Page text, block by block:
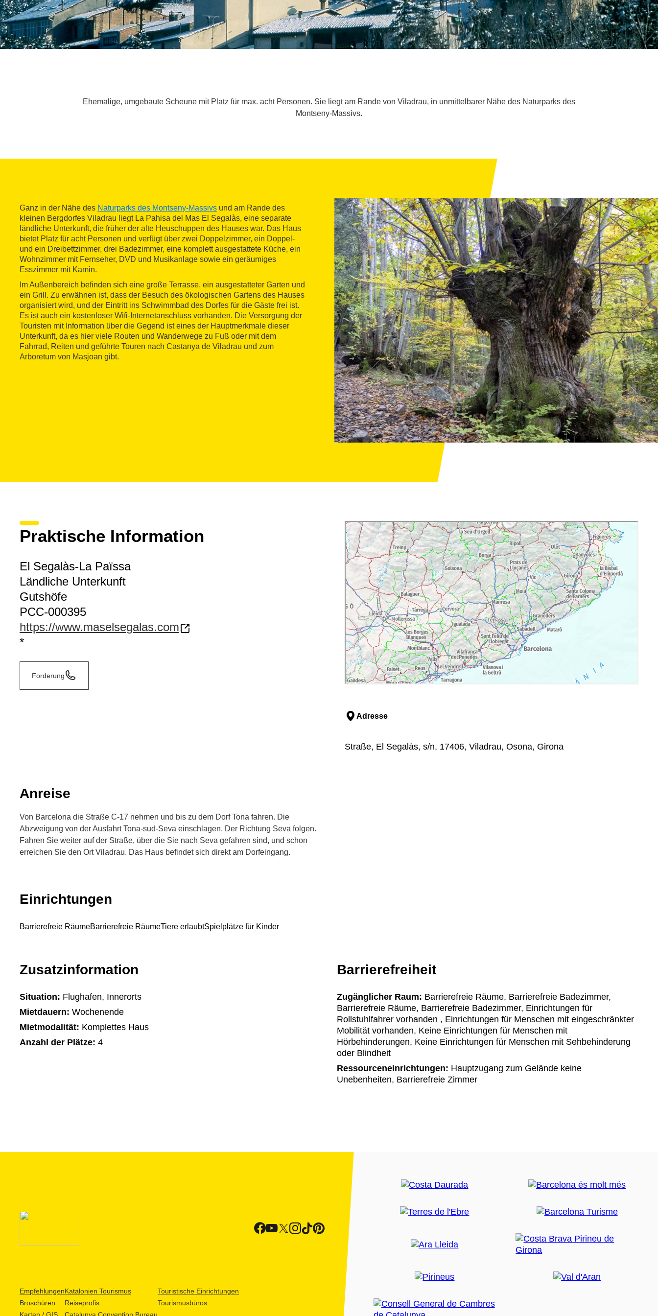
Ehemalige, umgebaute Scheune mit Platz für max. acht Personen. Sie liegt am Rande von Viladrau, in unmittelbarer Nähe des Naturparks des
Montseny-Massivs.
Ganz in der Nähe des Naturparks des Montseny-Massivs und am Rande des
kleinen Bergdorfes Viladrau liegt La Pahisa del Mas El Segalàs, eine separate
ländliche Unterkunft, die früher der alte Heuschuppen des Hauses war. Das Haus
bietet Platz für acht Personen und verfügt über zwei Doppelzimmer, ein Doppel-
und ein Dreibettzimmer, drei Badezimmer, eine komplett ausgestattete Küche, ein
Wohnzimmer mit Fernseher, DVD und Musikanlage sowie ein geräumiges
Esszimmer mit Kamin.
Im Außenbereich befinden sich eine große Terrasse, ein ausgestatteter Garten und
ein Grill. Zu erwähnen ist, dass der Besuch des ökologischen Gartens des Hauses
organisiert wird, und der Eintritt ins Schwimmbad des Dorfes für die Gäste frei ist.
Es ist auch ein kostenloser Wifi-Internetanschluss vorhanden. Die Versorgung der
Touristen mit Information über die Gegend ist eines der Hauptmerkmale dieser
Unterkunft, da es hier viele Routen und Wanderwege zu Fuß oder mit dem
Fahrrad, Reiten und geführte Touren nach Castanya de Viladrau und zum
Arboretum von Masjoan gibt.
Praktische Information
El Segalàs-La Païssa
Ländliche Unterkunft
Gutshöfe
PCC-000395
https://www.maselsegalas.com
*
Forderung
Adresse
Straße, El Segalàs, s/n, 17406, Viladrau, Osona, Girona
Anreise
Von Barcelona die Straße C-17 nehmen und bis zu dem Dorf Tona fahren. Die
Abzweigung von der Ausfahrt Tona-sud-Seva einschlagen. Der Richtung Seva folgen.
Fahren Sie weiter auf der Straße, über die Sie nach Seva gefahren sind, und schon
erreichen Sie den Ort Viladrau. Das Haus befindet sich direkt am Dorfeingang.
Einrichtungen
Barrierefreie RäumeBarrierefreie RäumeTiere erlaubtSpielplätze für Kinder
Zusatzinformation
Situation: Flughafen, Innerorts
Mietdauern: Wochenende
Mietmodalität: Komplettes Haus
Anzahl der Plätze: 4
Barrierefreiheit
Zugänglicher Raum: Barrierefreie Räume, Barrierefreie Badezimmer,
Barrierefreie Räume, Barrierefreie Badezimmer, Einrichtungen für
Rollstuhlfahrer vorhanden , Einrichtungen für Menschen mit eingeschränkter
Mobilität vorhanden, Keine Einrichtungen für Menschen mit
Hörbehinderungen, Keine Einrichtungen für Menschen mit Sehbehinderung
oder Blindheit
Ressourceneinrichtungen: Hauptzugang zum Gelände keine
Unebenheiten, Barrierefreie Zimmer
Empfehlungen
Broschüren
Katalonien Tourismus
Reiseprofis
Touristische Einrichtungen
Tourismusbüros